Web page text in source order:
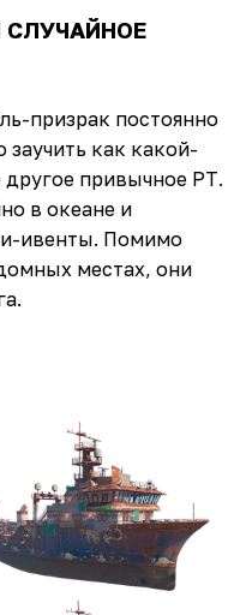
СЛУЧАЙНОЕ
призрак постоянно
как какой-
привычное РТ.
в океане и
ивенты. Помимо
местах, они